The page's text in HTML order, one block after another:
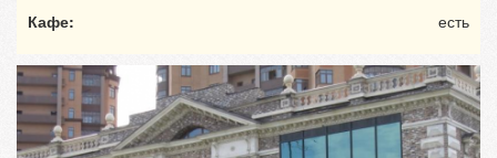
Кафе:
есть